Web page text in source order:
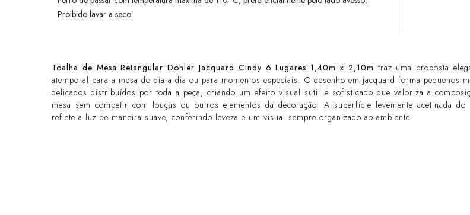
Proibido lavar a seco
Toalha de Mesa Retangular Dohler Jacquard Cindy 6 Lugares 1,40m x 2,10m traz uma proposta
atemporal para a mesa do dia a dia ou para momentos especiais. O desenho em jacquard forma pequenos
delicados distribuídos por toda a peça, criando um efeito visual sutil e sofisticado que valoriza a
mesa sem competir com louças ou outros elementos da decoração. A superfície levemente acetinada do
reflete a luz de maneira suave, conferindo leveza e um visual sempre organizado ao ambiente.